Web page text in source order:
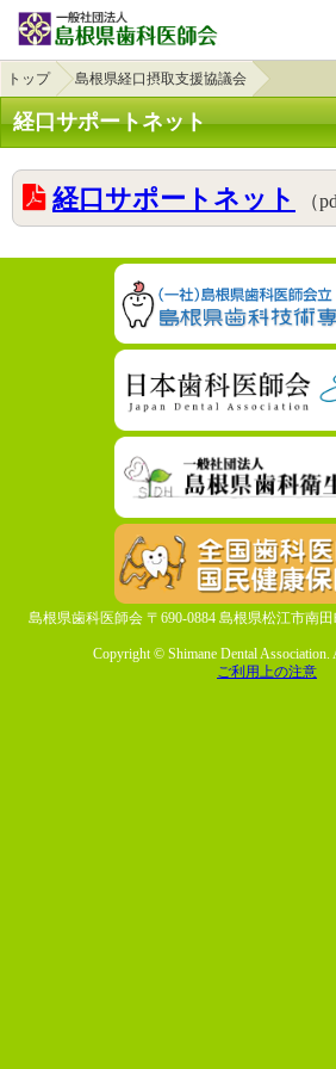
トップ 島根県経口摂取支援協議会
経口サポートネット
経口サポートネット （
島根県歯科医師会 〒690-0884 島根県松江市南田
Copyright © Shimane Dental Association.
ご利用上の注意